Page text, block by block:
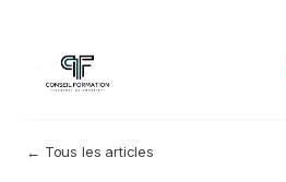
← Tous les articles